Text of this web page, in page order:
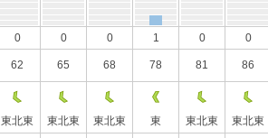
0 0 0 1 0 0
62 65 68 78 81 86
東北東 東北東 東北東 東 東北東 東北東